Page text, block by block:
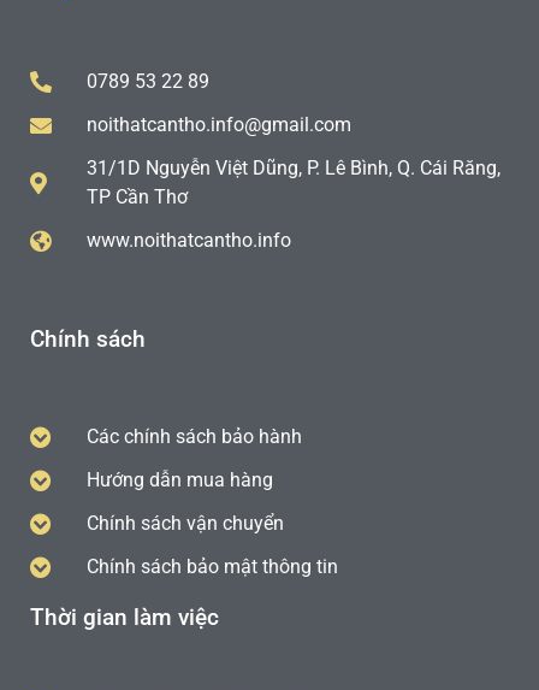
0789 53 22 89
noithatcantho.info@gmail.com
31/1D Nguyễn Việt Dũng, P. Lê Bình, Q. Cái Răng,
TP Cần Thơ
www.noithatcantho.info
Chính sách
Các chính sách bảo hành
Hướng dẫn mua hàng
Chính sách vận chuyển
Chính sách bảo mật thông tin
Thời gian làm việc